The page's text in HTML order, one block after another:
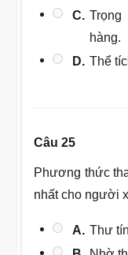
C.
hàng.
D. Thể
Câu 25
Phương thức
nhất cho người
A. Thư